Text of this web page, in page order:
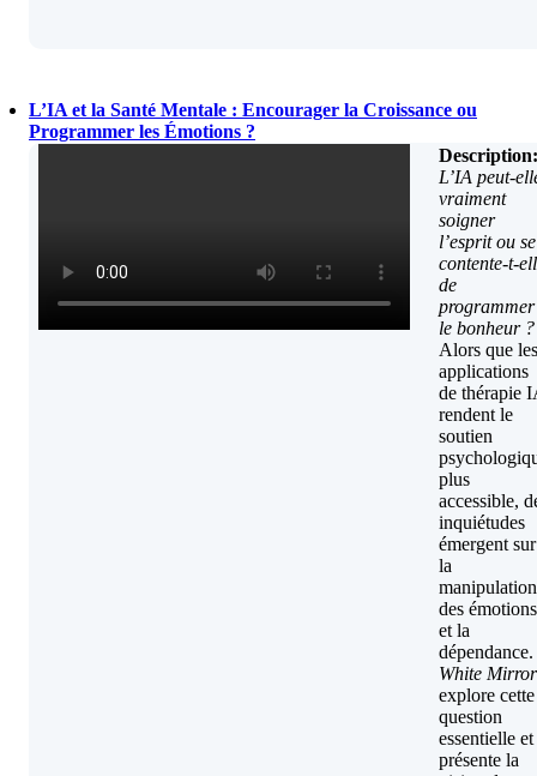
L’IA et la Santé Mentale : Encourager la Croissance ou
Programmer les Émotions ?
Description:
L’IA peut-
vraiment
soigner
l’esprit ou se
contente-t-
de
programmer
le bonheur ?
Alors que les
applications
de thérapie
rendent le
soutien
plus
accessible,
inquiétudes
émergent sur
la
manipulation
des émotions
et la
dépendance.
White Mirror
explore cette
question
essentielle et
présente la